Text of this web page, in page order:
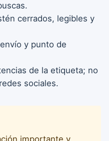
cerrados, legibles y
y punto de
de la etiqueta; no
sociales.
importante y